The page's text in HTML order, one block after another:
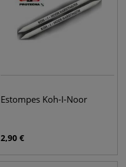
Estompes Koh-I-Noor
2,90 €